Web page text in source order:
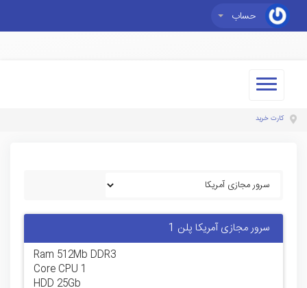
حساب
کارت خرید
سرور مجازی آمریکا پلن 1
Ram 512Mb DDR3
1 Core CPU
HDD 25Gb